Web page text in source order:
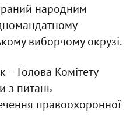
народним
виборчому окрузі.
− Голова Комітету
з питань
правоохоронної